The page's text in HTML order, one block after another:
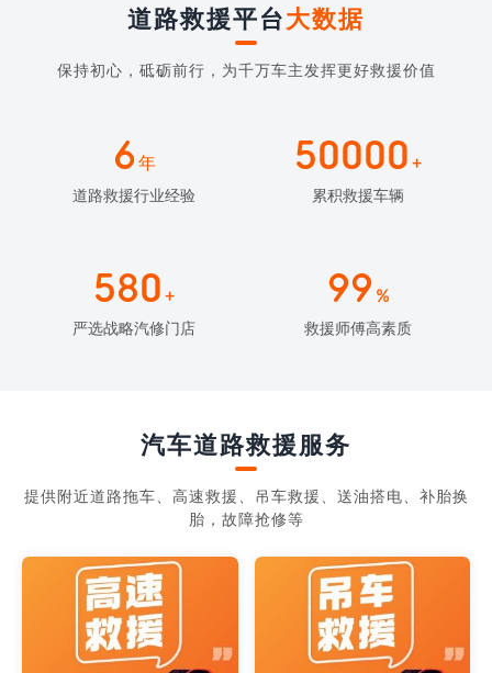
道路救援平台大数据
保持初心，砥砺前行，为千万车主发挥更好救援价值
6年
道路救援行业经验
50000 +
累积救援车辆
580 +
严选战略汽修门店
99 %
救援师傅高素质
汽车道路救援服务
提供附近道路拖车、高速救援、吊车救援、送油搭电、补胎换
胎，故障抢修等